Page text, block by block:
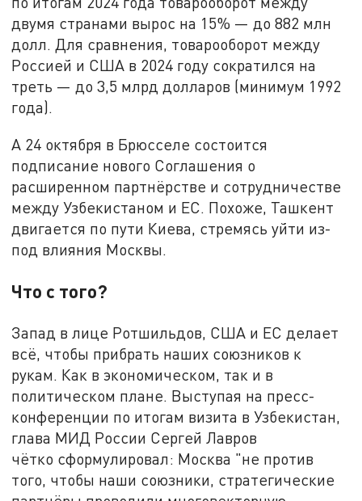
двумя странами вырос на 15% — до 882 млн
долл. Для сравнения, товарооборот между
Россией и США в 2024 году сократился на
треть — до 3,5 млрд долларов (минимум 1992
года).
А 24 октября в Брюсселе состоится
подписание нового Соглашения о
расширенном партнёрстве и сотрудничестве
между Узбекистаном и ЕС. Похоже, Ташкент
двигается по пути Киева, стремясь уйти из-
под влияния Москвы.
Что с того?
Запад в лице Ротшильдов, США и ЕС делает
всё, чтобы прибрать наших союзников к
рукам. Как в экономическом, так и в
политическом плане. Выступая на пресс-
конференции по итогам визита в Узбекистан,
глава МИД России Сергей Лавров
чётко сформулировал: Москва "не против
того, чтобы наши союзники, стратегические